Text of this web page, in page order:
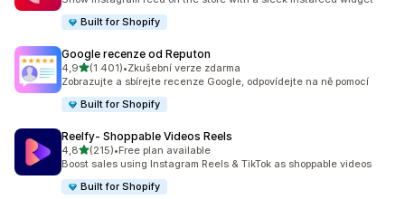
Built for Shopify
Google recenze od Reputon
4,9z 5 hvězd
(1 401)
Celkový počet recenzí: 1401
•Zkušební verze zdarma
Zobrazujte a sbírejte recenze Google, odpovídejte na ně pomocí
Built for Shopify
Reelfy‑ Shoppable Videos Reels
4,8z 5 hvězd
(215)
Celkový počet recenzí: 215
•Free plan available
Boost sales using Instagram Reels & TikTok as shoppable videos
Built for Shopify